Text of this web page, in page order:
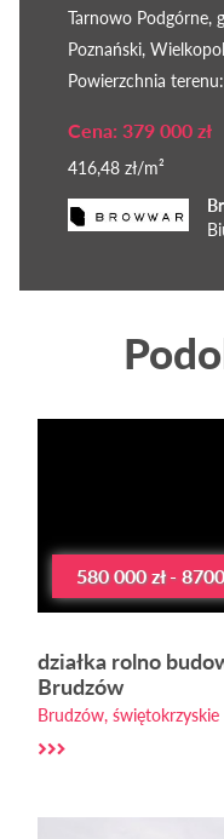
Tarnowo Podgórne,
Poznański,
Powierzchnia
Cena: 379 000 zł
416,48 zł/m²
580 000 zł -
działka rolno
Brudzów
Brudzów, świętokrzyskie